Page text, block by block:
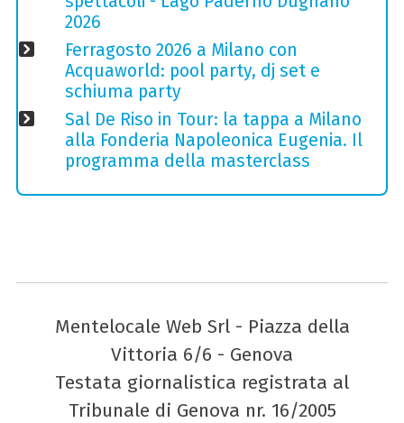
2026
Ferragosto 2026 a Milano con
Acquaworld: pool party, dj set e
schiuma party
Sal De Riso in Tour: la tappa a Milano
alla Fonderia Napoleonica Eugenia. Il
programma della masterclass
Mentelocale Web Srl - Piazza della
Vittoria 6/6 - Genova
Testata giornalistica registrata al
Tribunale di Genova nr. 16/2005